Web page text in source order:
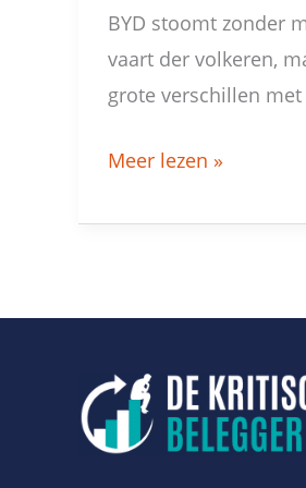
BYD stoomt zonder
vaart der volkeren,
grote verschillen met
Meer lezen »